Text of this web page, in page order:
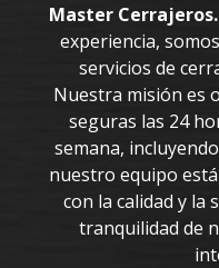
Master Cerrajeros.
experiencia,
servicios de
Nuestra misión es
seguras las 24
semana,
nuestro equipo
con la calidad y la
tranquilidad de